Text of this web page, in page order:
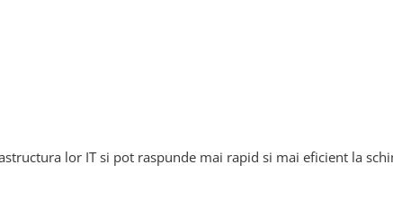
lor IT si pot raspunde mai rapid si mai eficient la